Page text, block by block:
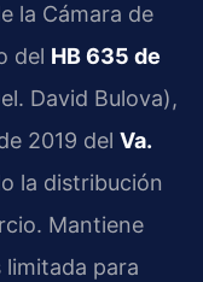
la Cámara de
del HB 635 de
David Bulova),
2019 del Va.
la distribución
Mantiene
limitada para